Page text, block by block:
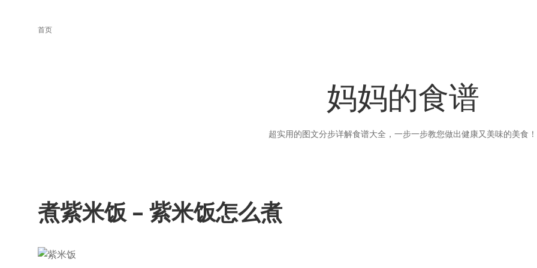
首页
妈妈的食谱
超实用的图文分步详解食谱大全，一步一步教您做出健康又美味的美食！
煮紫米饭 – 紫米饭怎么煮